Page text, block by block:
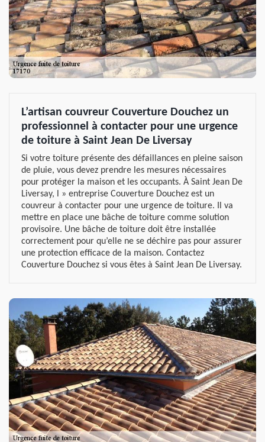
L’artisan couvreur Couverture Douchez un
professionnel à contacter pour une urgence
de toiture à Saint Jean De Liversay
Si votre toiture présente des défaillances en pleine saison
de pluie, vous devez prendre les mesures nécessaires
pour protéger la maison et les occupants. À Saint Jean De
Liversay, l » entreprise Couverture Douchez est un
couvreur à contacter pour une urgence de toiture. Il va
mettre en place une bâche de toiture comme solution
provisoire. Une bâche de toiture doit être installée
correctement pour qu’elle ne se déchire pas pour assurer
une protection efficace de la maison. Contactez
Couverture Douchez si vous êtes à Saint Jean De Liversay.